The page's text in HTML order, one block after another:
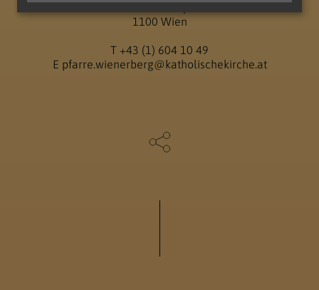
1100 Wien
T +43 (1) 604 10 49
E pfarre.wienerberg@katholischekirche.at